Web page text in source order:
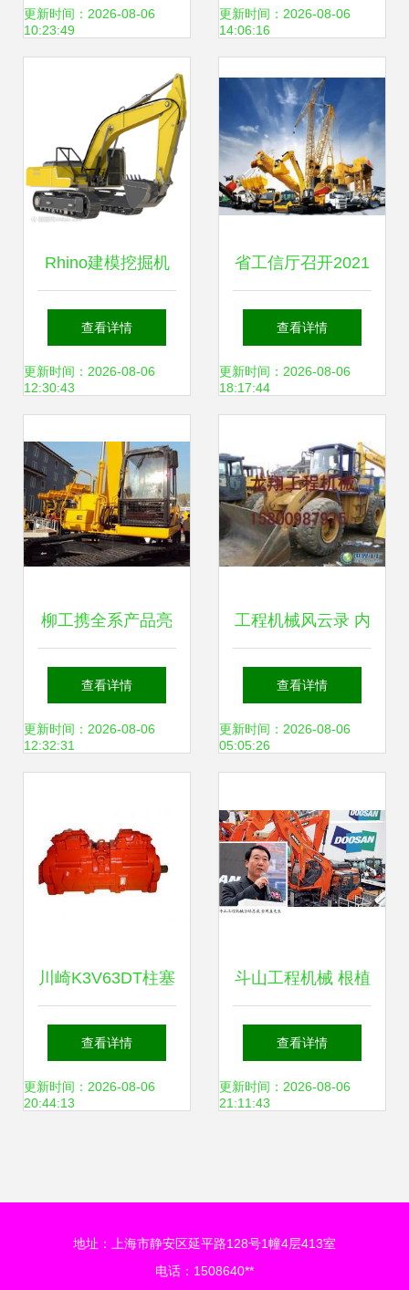
业影响分析
更新时间：2026-08-06
10:23:49
生典范
更新时间：2026-08-06
14:06:16
Rhino建模挖掘机
工程机械数字化的
精准演绎
查看详情
更新时间：2026-08-06
12:30:43
省工信厅召开2021
长沙国际工程机械
展工作调度会
查看详情
更新时间：2026-08-06
18:17:44
柳工携全系产品亮
相北京国际工程机
械展，展现中国智
查看详情
更新时间：2026-08-06
12:32:31
工程机械风云录 内
江二手柳工装载机
与余姚挖掘机市场
查看详情
更新时间：2026-08-06
05:05:26
川崎K3V63DT柱塞
泵 挖掘机核心动力
的精准供给者
查看详情
更新时间：2026-08-06
20:44:13
斗山工程机械 根植
中国20年，匠心筑
梦展未来
查看详情
更新时间：2026-08-06
21:11:43
地址：上海市静安区延平路128号1幢4层413室
电话：1508640**